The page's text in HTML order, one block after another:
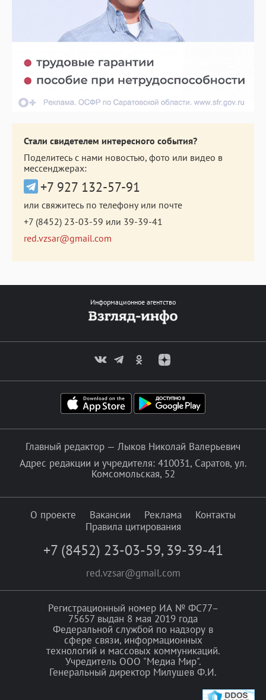
Стали свидетелем интересного события?
Поделитесь с нами новостью, фото или видео в
мессенджерах:
+7 927 132-57-91
или свяжитесь по телефону или почте
+7 (8452) 23-03-59 или 39-39-41
red.vzsar@gmail.com
Информационное агентство
Главный редактор — Лыков Николай Валерьевич
Адрес редакции и учредителя: 410031, Саратов, ул.
Комсомольская, 52
О проекте Вакансии Реклама
Контакты
Правила цитирования
+7 (8452) 23-03-59, 39-39-41
red.vzsar@gmail.com
Регистрационный номер ИА № ФС77–
75657 выдан 8 мая 2019 года
Федеральной службой по надзору в
сфере связи, информационных
технологий и массовых коммуникаций.
Учредитель ООО "Медиа Мир".
Генеральный директор Милушев Ф.И.